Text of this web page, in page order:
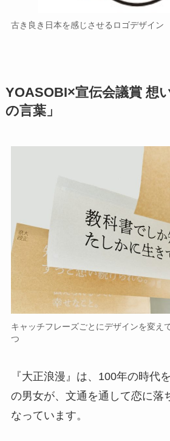
古き良き日本を感じさせるロゴデザイン
YOASOBI×宣伝会議賞 想
の言葉」
キャッチフレーズごとにデザインを変え
つ
『大正浪漫』は、100年の時代
の男女が、文通を通して恋に落
なっています。